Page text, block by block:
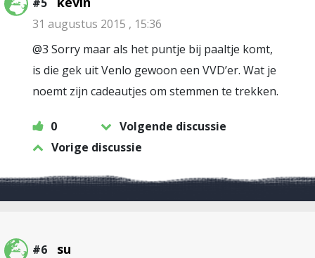
31 augustus 2015 , 15:36
@3 Sorry maar als het puntje bij paaltje komt,
is die gek uit Venlo gewoon een VVD’er. Wat je
noemt zijn cadeautjes om stemmen te trekken.
0
Volgende discussie
Vorige discussie
#6 su